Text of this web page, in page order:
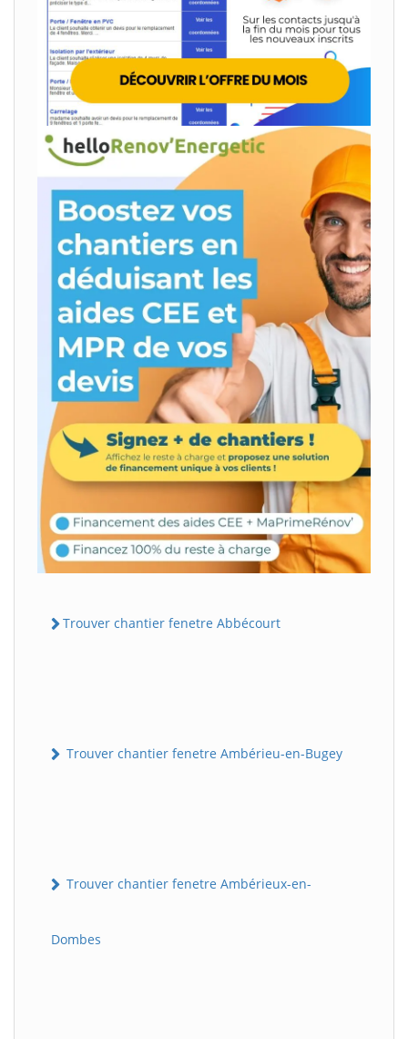
Trouver chantier fenetre Abbécourt
Trouver chantier fenetre Ambérieu-en-Bugey
Trouver chantier fenetre Ambérieux-en-
Dombes